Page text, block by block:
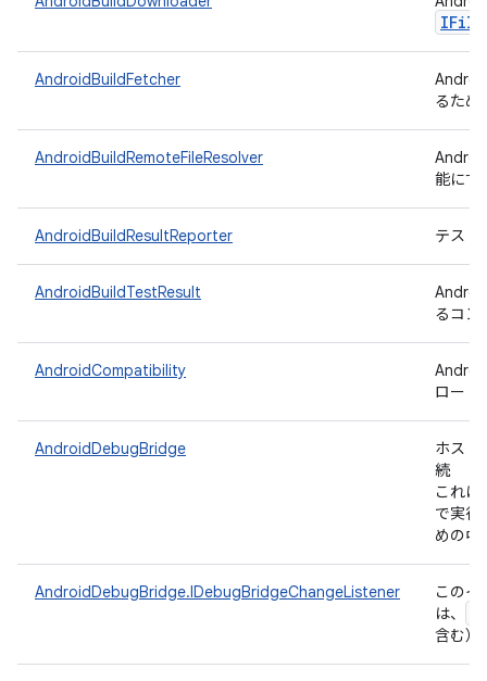
IFile
AndroidBuildFetcher
るため
AndroidBuildRemoteFileResolver
能にす
AndroidBuildResultReporter テスト
AndroidBuildTestResult
るコン
AndroidCompatibility
ロード
AndroidDebugBridge
ホス
続
これは
で実行
めの中
AndroidDebugBridge.IDebugBridgeChangeListener
このイ
は、
含む）